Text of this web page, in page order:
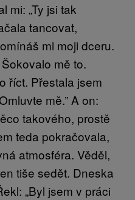
mi: „Ty jsi tak
tancovat,
mi moji dceru.
mě to.
říct. Přestala jsem
mě.” A on:
takového, prostě
teda pokračovala,
atmosféra. Věděl,
tiše sedět. Dneska
„Byl jsem v práci